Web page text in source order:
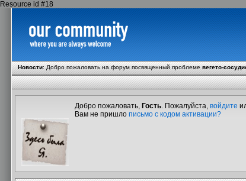
Resource id #18
Новости:Добро пожаловать на форум посвященный проблемевегето-
Добро пожаловать, Гость. Пожалуйста, войдите
Вам не пришло письмо с кодом активации?